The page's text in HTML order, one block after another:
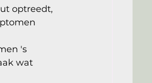
optreedt,
's
wat